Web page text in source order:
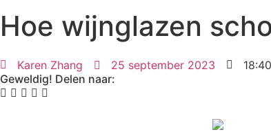
Hoe wijnglazen
Karen Zhang 25 september 2023
Geweldig! Delen naar: